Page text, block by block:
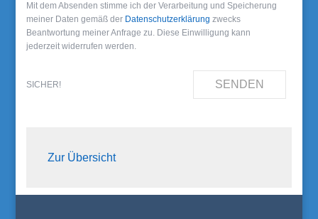
Mit dem Absenden stimme ich der Verarbeitung und Speicherung
meiner Daten gemäß der Datenschutzerklärung zwecks
Beantwortung meiner Anfrage zu. Diese Einwilligung kann
jederzeit widerrufen werden.
SICHER! SENDEN
Zur Übersicht